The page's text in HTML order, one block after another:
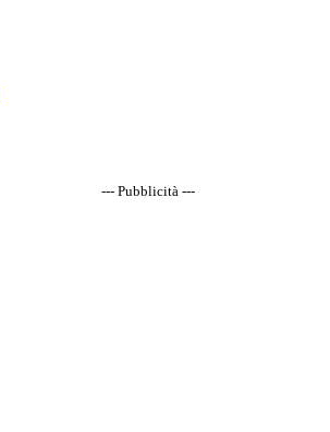
--- Pubblicità ---